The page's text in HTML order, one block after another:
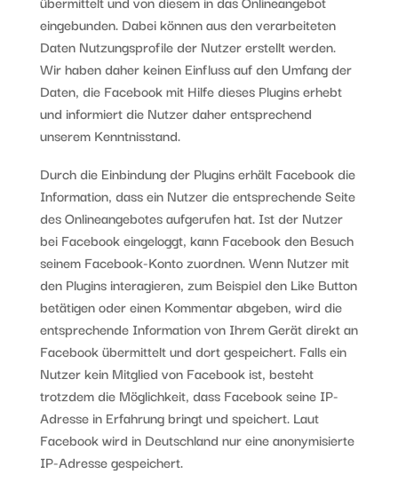
eingebunden. Dabei können aus den verarbeiteten
Daten Nutzungsprofile der Nutzer erstellt werden.
Wir haben daher keinen Einfluss auf den Umfang der
Daten, die Facebook mit Hilfe dieses Plugins erhebt
und informiert die Nutzer daher entsprechend
unserem Kenntnisstand.
Durch die Einbindung der Plugins erhält Facebook die
Information, dass ein Nutzer die entsprechende Seite
des Onlineangebotes aufgerufen hat. Ist der Nutzer
bei Facebook eingeloggt, kann Facebook den Besuch
seinem Facebook-Konto zuordnen. Wenn Nutzer mit
den Plugins interagieren, zum Beispiel den Like Button
betätigen oder einen Kommentar abgeben, wird die
entsprechende Information von Ihrem Gerät direkt an
Facebook übermittelt und dort gespeichert. Falls ein
Nutzer kein Mitglied von Facebook ist, besteht
trotzdem die Möglichkeit, dass Facebook seine IP-
Adresse in Erfahrung bringt und speichert. Laut
Facebook wird in Deutschland nur eine anonymisierte
IP-Adresse gespeichert.